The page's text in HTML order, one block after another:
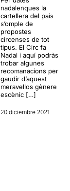
nadalenques la
cartellera del país
s’omple de
propostes
circenses de tot
tipus. El Circ fa
Nadal i aquí podràs
trobar algunes
recomanacions per
gaudir d’aquest
meravellos gènere
escènic […]
20 diciembre 2021